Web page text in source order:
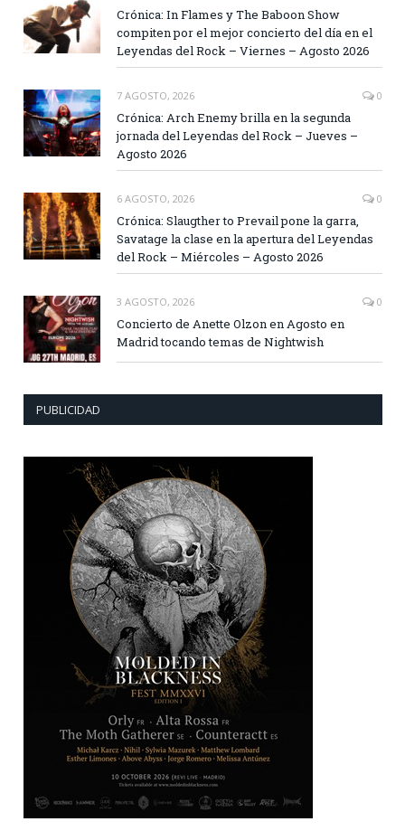
Crónica: In Flames y The Baboon Show
compiten por el mejor concierto del día en el
Leyendas del Rock – Viernes – Agosto 2026
7 AGOSTO, 2026 0
Crónica: Arch Enemy brilla en la segunda
jornada del Leyendas del Rock – Jueves –
Agosto 2026
6 AGOSTO, 2026 0
Crónica: Slaugther to Prevail pone la garra,
Savatage la clase en la apertura del Leyendas
del Rock – Miércoles – Agosto 2026
3 AGOSTO, 2026 0
Concierto de Anette Olzon en Agosto en
Madrid tocando temas de Nightwish
PUBLICIDAD